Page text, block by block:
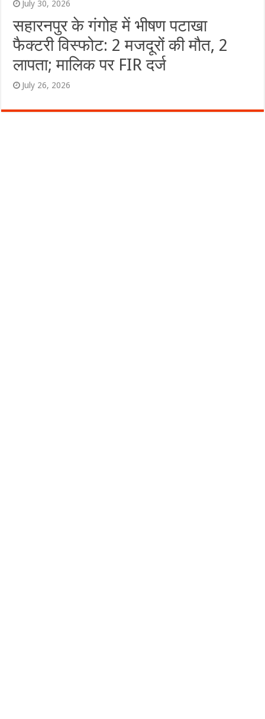
July 30, 2026
सहारनपुर के गंगोह में भीषण पटाखा
फैक्टरी विस्फोट: 2 मजदूरों की मौत, 2
लापता; मालिक पर FIR दर्ज
July 26, 2026